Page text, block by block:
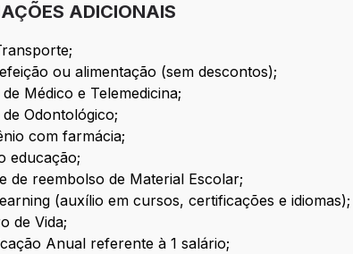
ADICIONAIS
ou alimentação (sem descontos);
Médico e Telemedicina;
Odontológico;
com farmácia;
educação;
de reembolso de Material Escolar;
(auxílio em cursos, certificações e idiomas);
de Vida;
Anual referente à 1 salário;